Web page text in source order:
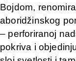
Bojdom,
aboridžinskog
– perforiranoj
pokriva i